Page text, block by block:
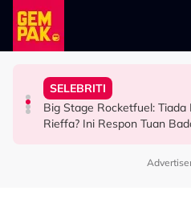
Skip to main content
BERITA
Aliff Rakib Hadiah Rumah
SELEBRITI
Big Stage Rocketfuel: Tiada
Rieffa? Ini Respon Tuan
BERITA
Atlet Golf Tidak Diculik,
Keluarga Rasa Bakal Suami
HIBURAN
10 Tahun Solat Atas Kerusi,
Boleh Solat Berdiri Selepas…